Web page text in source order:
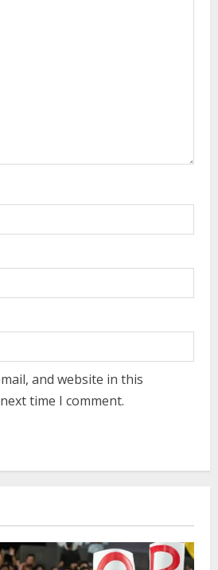
and website in this
time I comment.